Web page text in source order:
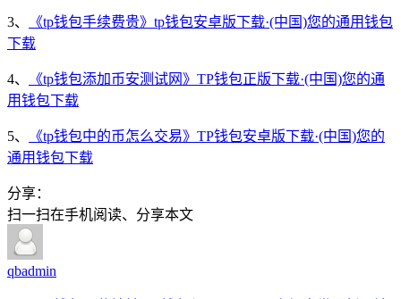
3、
《tp钱包手续费贵》tp钱包安卓版下载·(中国)您的通用钱包
下载
4、
《tp钱包添加币安测试网》TP钱包正版下载·(中国)您的通
用钱包下载
5、
《tp钱包中的币怎么交易》TP钱包安卓版下载·(中国)您的
通用钱包下载
分享：
扫一扫在手机阅读、分享本文
qbadmin